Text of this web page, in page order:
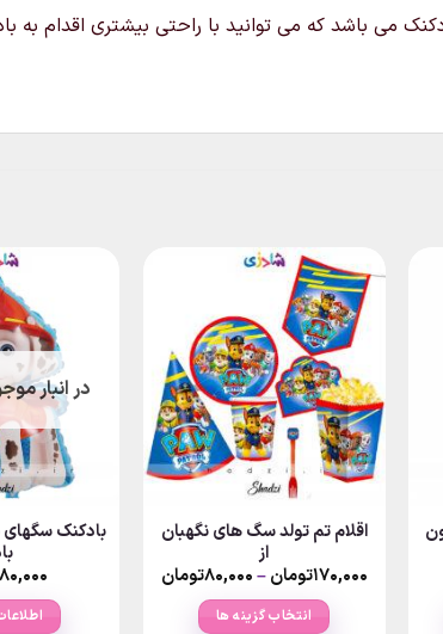
می باشد که می توانید با راحتی بیشتری اقدام به
(بدون
اقلام تم تولد سگ های نگهبان
از
۱۷۰,۰۰۰تومان –۸۰,۰۰۰تومان
انتخاب گزینه ها
در انبار